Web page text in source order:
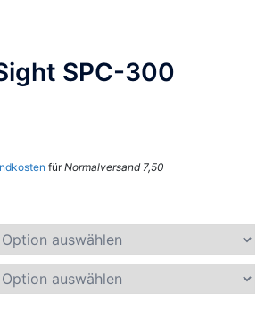
SPC-300
fürNormalversand 7,50